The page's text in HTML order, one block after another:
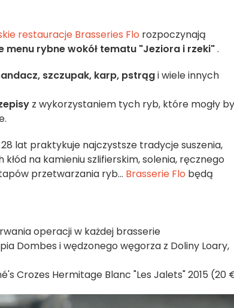
restauracje Brasseries Flo rozpoczynają
menu rybne wokół tematu "Jeziora i rzeki".
szczupak, karp, pstrągi wiele innych
z wykorzystaniem tych ryb, które mogły
lat praktykuje najczystsze tradycje suszenia,
na kamieniu szlifierskim, solenia, ręcznego
przetwarzania ryb... Brasserie Flo będą
operacji w każdej brasserie
Dombes i wędzonego węgorza z Doliny Loary,
Crozes Hermitage Blanc "Les Jalets" 2015 (20